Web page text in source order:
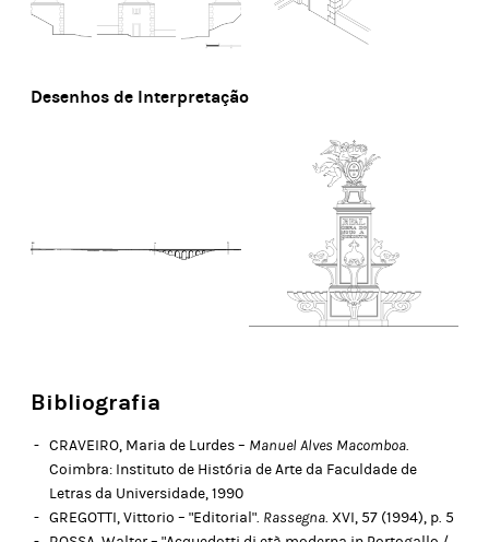
Desenhos de Interpretação
Bibliografia
CRAVEIRO, Maria de Lurdes – Manuel Alves Macomboa.
Coimbra: Instituto de História de Arte da Faculdade de
Letras da Universidade, 1990
GREGOTTI, Vittorio – "Editorial". Rassegna. XVI, 57 (1994), p. 5